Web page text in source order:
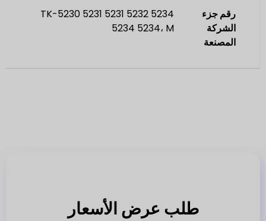
رقم جزء
الشركة
المصنعة
TK-5230 5231 5231 5232 5234
5234 5234، M
طلب عرض الأسعار